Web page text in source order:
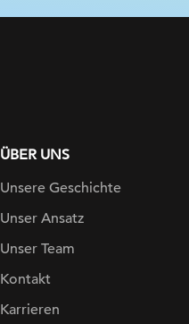
ÜBER UNS
Unsere Geschichte
Unser Ansatz
Unser Team
Kontakt
Karrieren